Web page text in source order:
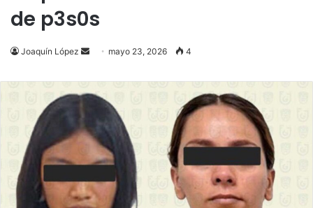
de p3s0s
Joaquín López
Send
email
mayo 23, 2026 4